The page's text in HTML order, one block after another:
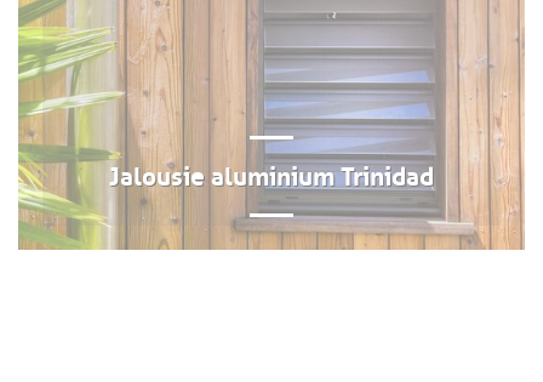
Jalousie aluminium Trinidad